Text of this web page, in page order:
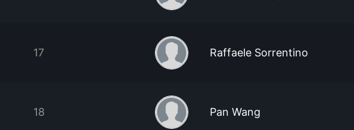
17 Raffaele Sorrentino
18 Pan Wang